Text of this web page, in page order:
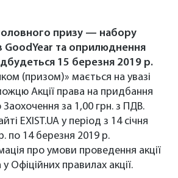
призу — набору
GoodYear та оприлюднення
15 березня 2019 р.
(призом)» мається на увазі
Акції права на придбання
Заохочення за 1,00 грн. з ПДВ.
EXIST.UA у період з 14 січня
по 14 березня 2019 р.
про умови проведення акції
Офіційних правилах акції.